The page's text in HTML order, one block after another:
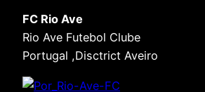
FC Rio Ave
Rio Ave Futebol Clube
Portugal ,Disctrict Aveiro